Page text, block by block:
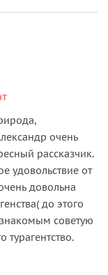
очень
рассказчик.
удовольствие от
довольна
до этого
советую